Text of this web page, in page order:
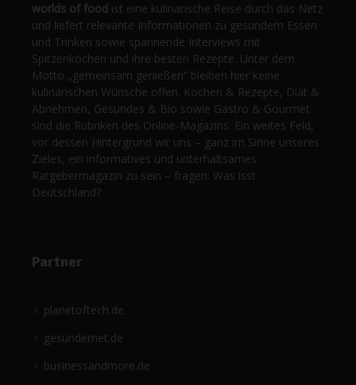
worlds of food ist eine kulinarische Reise durch das Netz
und liefert relevante Informationen zu gesundem Essen
und Trinken sowie spannende Interviews mit
Spitzenköchen und ihre besten Rezepte. Unter dem
Motto „gemeinsam genießen“ bleiben hier keine
kulinarischen Wünsche offen. Kochen & Rezepte, Diät &
Abnehmen, Gesundes & Bio sowie Gastro & Gourmet
sind die Rubriken des Online-Magazins. Ein weites Feld,
vor dessen Hintergrund wir uns – ganz im Sinne unseres
Zieles, ein informatives und unterhaltsames
Ratgebermagazin zu sein – fragen: Was isst
Deutschland?
Partner
planetoftech.de
gesündernet.de
businessandmore.de